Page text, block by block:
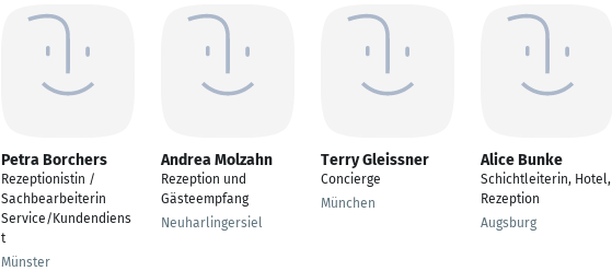
Petra Borchers
Rezeptionistin /
Sachbearbeiterin
Service/Kundendiens
t
Münster
Andrea Molzahn
Rezeption und
Gästeempfang
Neuharlingersiel
Terry Gleissner
Concierge
München
Alice Bunke
Schichtleiterin, Hotel,
Rezeption
Augsburg